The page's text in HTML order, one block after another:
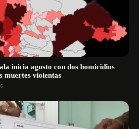
inicia agosto con dos homicidios
muertes violentas